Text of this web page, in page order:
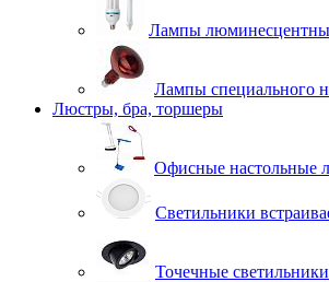
Лампы
Лампы специального
Люстры, бра, торшеры
Офисные настольные
Светильники
Точечные светильники